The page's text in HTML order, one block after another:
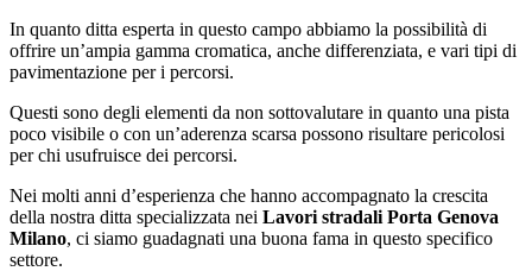
In quanto ditta esperta in questo campo abbiamo la possibilità di
offrire un’ampia gamma cromatica, anche differenziata, e vari tipi di
pavimentazione per i percorsi.
Questi sono degli elementi da non sottovalutare in quanto una pista
poco visibile o con un’aderenza scarsa possono risultare pericolosi
per chi usufruisce dei percorsi.
Nei molti anni d’esperienza che hanno accompagnato la crescita
della nostra ditta specializzata nei Lavori stradali Porta Genova
Milano, ci siamo guadagnati una buona fama in questo specifico
settore.